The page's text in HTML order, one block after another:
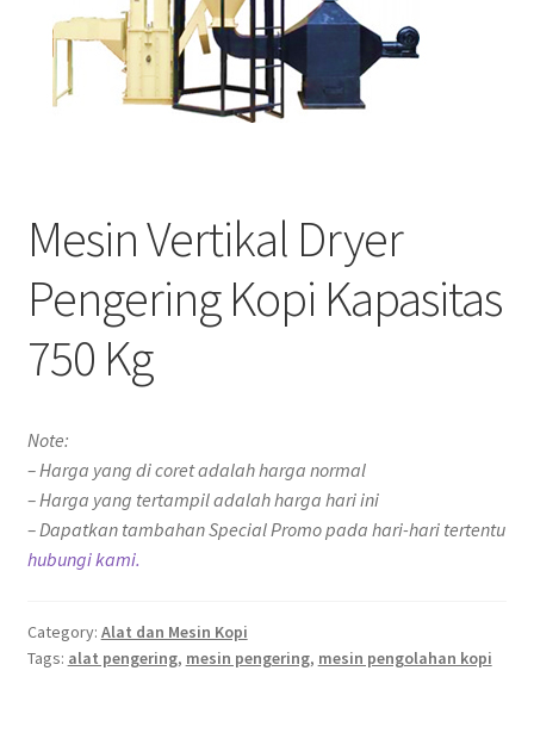
Mesin Vertikal Dryer
Pengering Kopi Kapasitas
750 Kg
Note:
– Harga yang di coret adalah harga normal
– Harga yang tertampil adalah harga hari ini
– Dapatkan tambahan Special Promo pada hari-hari tertentu
hubungi kami.
Category: Alat dan Mesin Kopi
Tags: alat pengering, mesin pengering, mesin pengolahan kopi